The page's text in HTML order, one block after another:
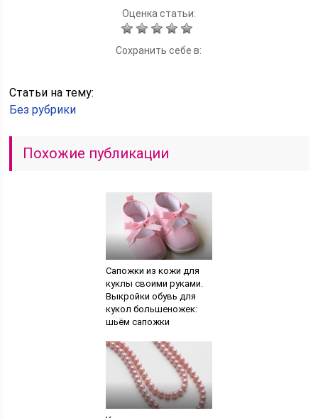
Оценка статьи:
Сохранить себе в:
Статьи на тему:
Без рубрики
Похожие публикации
Сапожки из кожи для
куклы своими руками.
Выкройки обувь для
кукол большеножек:
шьём сапожки